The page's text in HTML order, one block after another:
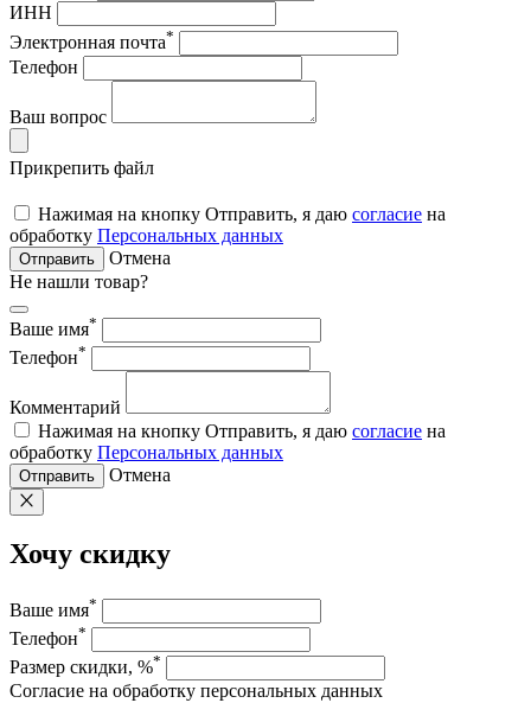
ИНН
Электронная почта*
Телефон
Ваш вопрос
Прикрепить файл
Нажимая на кнопку Отправить, я даю согласие на
обработку Персональных данных
Отправить
Отмена
Не нашли товар?
Ваше имя*
Телефон*
Комментарий
Нажимая на кнопку Отправить, я даю согласие на
обработку Персональных данных
Отправить Отмена
Хочу скидку
Ваше имя*
Телефон*
Размер скидки, %*
Согласие на обработку персональных данных